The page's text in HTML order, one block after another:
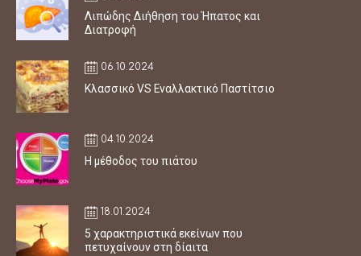
Λιπώδης Διήθηση του Ήπατος και
Διατροφή
06.10.2024
Κλασσικό VS Εναλλακτικό Παστίτσιο
04.10.2024
Η μέθοδος του πιάτου
18.01.2024
5 χαρακτηριστικά εκείνων που
πετυχαίνουν στη δίαιτα